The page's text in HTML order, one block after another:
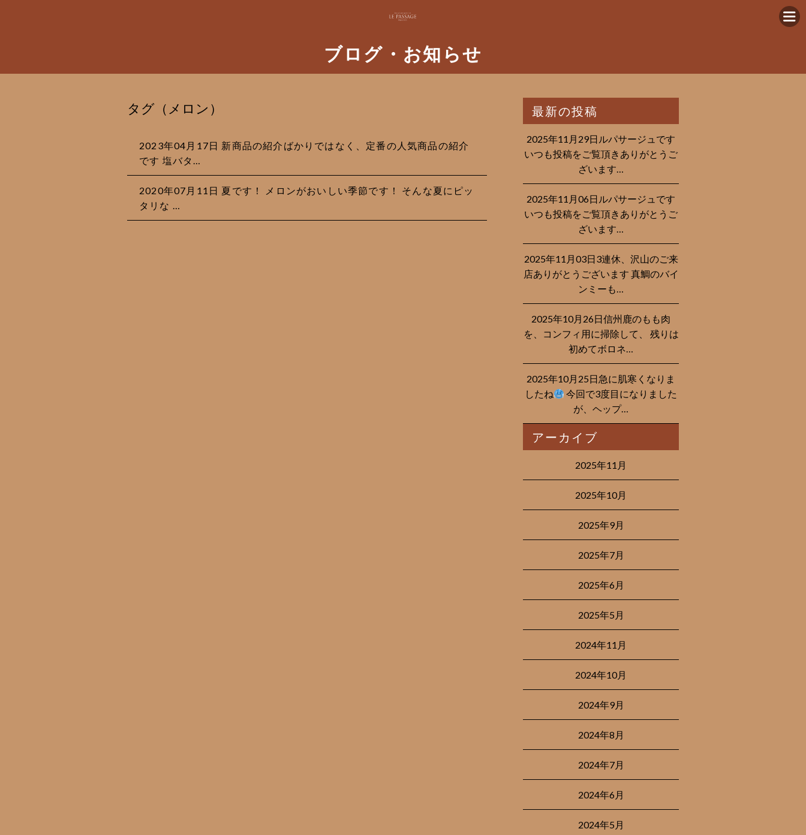
ブログ・お知らせ
タグ（メロン）
2023年04月17日 新商品の紹介ばかりではなく、定番の人気商品の紹介
です 塩バタ…
2020年07月11日 夏です！ メロンがおいしい季節です！ そんな夏にピッ
タリな …
最新の投稿
2025年11月29日ルパサージュです︎
いつも投稿をご覧頂きありがとうご
ざいます…
2025年11月06日ルパサージュです︎
いつも投稿をご覧頂きありがとうご
ざいます…
2025年11月03日3連休、沢山のご来
店ありがとうございます 真鯛のバイ
ンミーも…
2025年10月26日信州鹿のもも肉
を、コンフィ用に掃除して、 残りは
初めてボロネ…
2025年10月25日急に肌寒くなりま
したね
今回で3度目になりました
が、ヘップ…
アーカイブ
2025年11月
2025年10月
2025年9月
2025年7月
2025年6月
2025年5月
2024年11月
2024年10月
2024年9月
2024年8月
2024年7月
2024年6月
2024年5月